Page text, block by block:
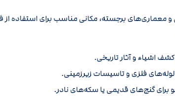
معماری‌های برجسته، مکانی مناسب برای استفاده از
کشف اشیاء و آثار تاریخی.
لوله‌های فلزی و تاسیسات زیرزمینی.
گنج‌های قدیمی یا سکه‌های نادر.